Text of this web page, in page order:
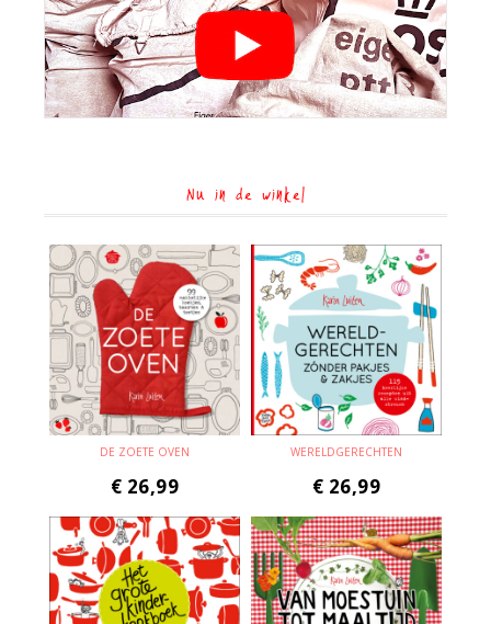
Nu in de winkel
DE ZOETE OVEN
€ 26,99
WERELDGERECHTEN
€ 26,99